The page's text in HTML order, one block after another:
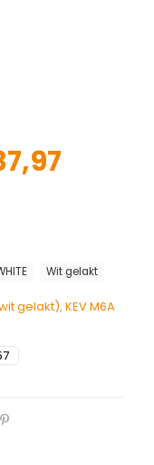
gelakt), KEV M6A
Wit gelakt